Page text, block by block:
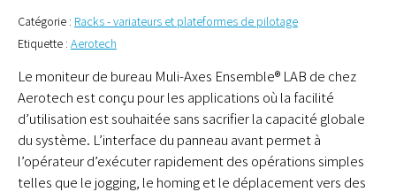
Catégorie : Racks - variateurs et plateformes de pilotage
Etiquette : Aerotech
Le moniteur de bureau Muli-Axes Ensemble® LAB de chez
Aerotech est conçu pour les applications où la facilité
d’utilisation est souhaitée sans sacrifier la capacité globale
du système. L’interface du panneau avant permet à
l’opérateur d’exécuter rapidement des opérations simples
telles que le jogging, le homing et le déplacement vers des